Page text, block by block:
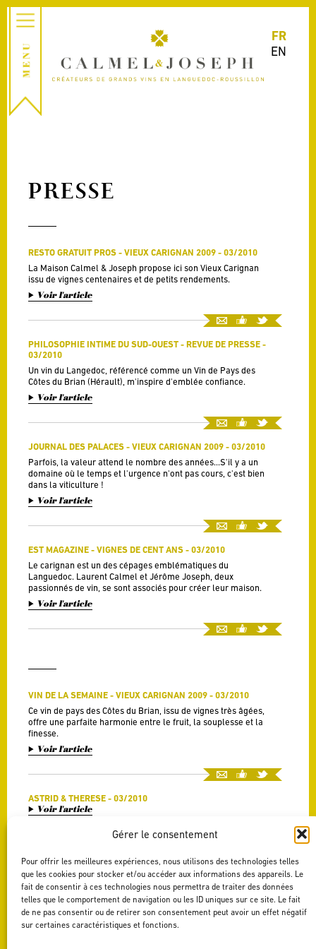
Gérer le consentement
Pour offrir les meilleures expériences, nous utilisons des technologies telles
que les cookies pour stocker et/ou accéder aux informations des appareils. Le
fait de consentir à ces technologies nous permettra de traiter des données
telles que le comportement de navigation ou les ID uniques sur ce site. Le fait
de ne pas consentir ou de retirer son consentement peut avoir un effet négatif
sur certaines caractéristiques et fonctions.
FR
EN
PRESSE
RESTO GRATUIT PROS - VIEUX CARIGNAN 2009 - 03/2010
La Maison Calmel & Joseph propose ici son Vieux Carignan
issu de vignes centenaires et de petits rendements.
Voir l'article
PHILOSOPHIE INTIME DU SUD-OUEST - REVUE DE PRESSE -
03/2010
Un vin du Langedoc, référencé comme un Vin de Pays des
Côtes du Brian (Hérault), m'inspire d'emblée confiance.
Voir l'article
JOURNAL DES PALACES - VIEUX CARIGNAN 2009 - 03/2010
Parfois, la valeur attend le nombre des années...S'il y a un
domaine où le temps et l'urgence n'ont pas cours, c'est bien
dans la viticulture !
Voir l'article
EST MAGAZINE - VIGNES DE CENT ANS - 03/2010
Le carignan est un des cépages emblématiques du
Languedoc. Laurent Calmel et Jérôme Joseph, deux
passionnés de vin, se sont associés pour créer leur maison.
Voir l'article
VIN DE LA SEMAINE - VIEUX CARIGNAN 2009 - 03/2010
Ce vin de pays des Côtes du Brian, issu de vignes très âgées,
offre une parfaite harmonie entre le fruit, la souplesse et la
finesse.
Voir l'article
ASTRID & THERESE - 03/2010
Voir l'article
LE CHOIX DU VIN - UN CARIGNAN EXEMPLAIRE - 03/2010
Quand un négociant rencontre un oenologue est-ce qu'ils
dialoguent ? Mieux que ça ! Ils s'associent pour créer une
gamme de vins du Languedoc, resserrée et rigoureuse.
Voir l'article